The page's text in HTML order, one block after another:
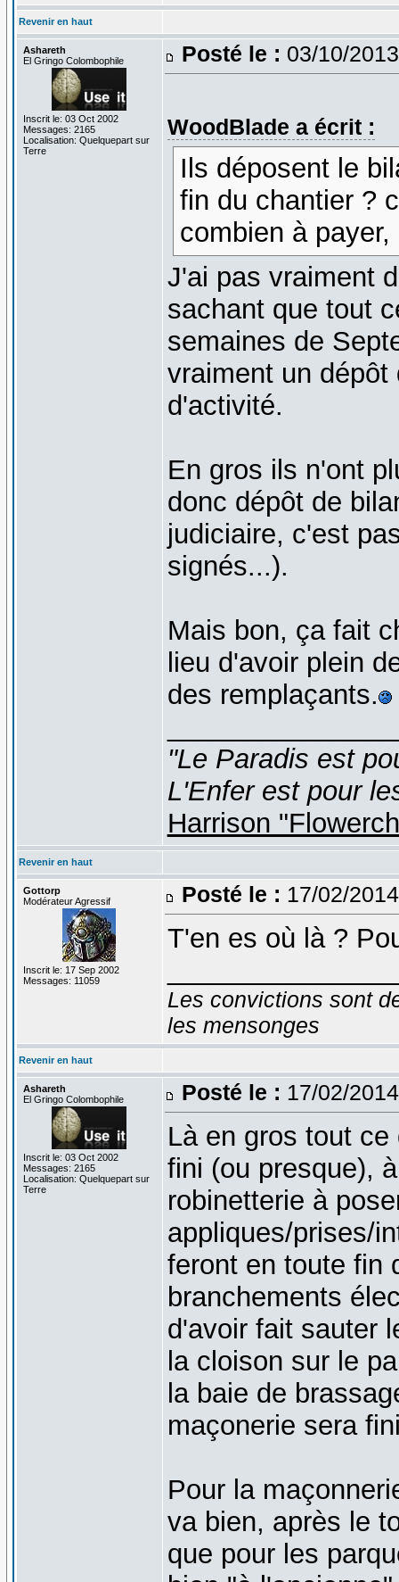
Revenir en haut
Ashareth
El Gringo Colombophile
Inscrit le: 03 Oct 2002
Messages: 2165
Localisation: Quelquepart sur
Terre
Posté le : 03/10/
WoodBlade a écrit :
Ils déposent le
fin du chantier ?
combien à payer,
J'ai pas vraiment
sachant que tout
semaines de
vraiment un
d'activité.
En gros ils n'ont
donc dépôt de
judiciaire, c'est
signés...).
Mais bon, ça fait
lieu d'avoir plein
des remplaçants.
"Le Paradis est
L'Enfer est pour
Harrison
Revenir en haut
Gottorp
Modérateur Agressif
Inscrit le: 17 Sep 2002
Messages: 11059
Posté le : 17/02/
T'en es où là ?
Les convictions sont
les mensonges
Revenir en haut
Ashareth
El Gringo Colombophile
Inscrit le: 03 Oct 2002
Messages: 2165
Localisation: Quelquepart sur
Terre
Posté le : 17/02/
Là en gros tout
fini (ou presque),
robinetterie à
appliques/prises/
feront en toute fin
branchements
d'avoir fait sauter
la cloison sur le
la baie de
maçonerie sera
Pour la
va bien, après le
que pour les